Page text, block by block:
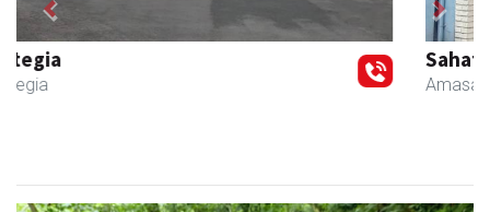
Sahatsa belar-denda eta dietetika zentrua
Amasa-Villabona
Previous Next